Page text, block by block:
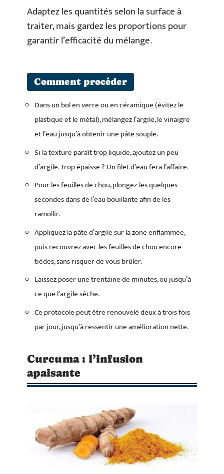
Adaptez les quantités selon la surface à
traiter, mais gardez les proportions pour
garantir l’efficacité du mélange.
Comment procéder
Dans un bol en verre ou en céramique (évitez le
plastique et le métal), mélangez l’argile, le vinaigre
et l’eau jusqu’à obtenir une pâte souple.
Si la texture paraît trop liquide, ajoutez un peu
d’argile. Trop épaisse ? Un filet d’eau fera l’affaire.
Pour les feuilles de chou, plongez-les quelques
secondes dans de l’eau bouillante afin de les
ramollir.
Appliquez la pâte d’argile sur la zone enflammée,
puis recouvrez avec les feuilles de chou encore
tièdes, sans risquer de vous brûler.
Laissez poser une trentaine de minutes, ou jusqu’à
ce que l’argile sèche.
Ce protocole peut être renouvelé deux à trois fois
par jour, jusqu’à ressentir une amélioration nette.
Curcuma : l’infusion
apaisante